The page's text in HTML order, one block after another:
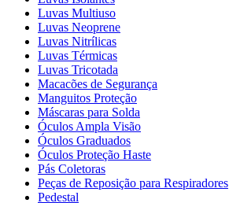
Luvas Multiuso
Luvas Neoprene
Luvas Nitrílicas
Luvas Térmicas
Luvas Tricotada
Macacões de Segurança
Manguitos Proteção
Máscaras para Solda
Óculos Ampla Visão
Óculos Graduados
Óculos Proteção Haste
Pás Coletoras
Peças de Reposição para Respiradores
Pedestal